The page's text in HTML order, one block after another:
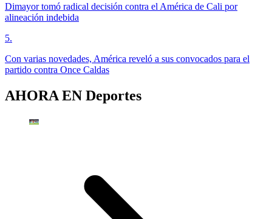
Dimayor tomó radical decisión contra el América de Cali por
alineación indebida
5.
Con varias novedades, América reveló a sus convocados para el
partido contra Once Caldas
AHORA EN Deportes